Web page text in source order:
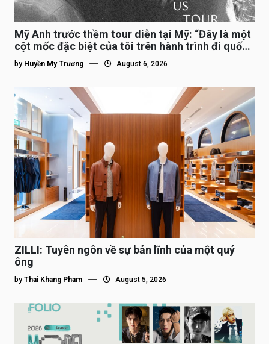
Mỹ Anh trước thềm tour diễn tại Mỹ: “Đây là một
cột mốc đặc biệt của tôi trên hành trình đi quốc
tế”
by Huyền My Trương August 6, 2026
ZILLI: Tuyên ngôn về sự bản lĩnh của một quý
ông
by Thai Khang Pham August 5, 2026